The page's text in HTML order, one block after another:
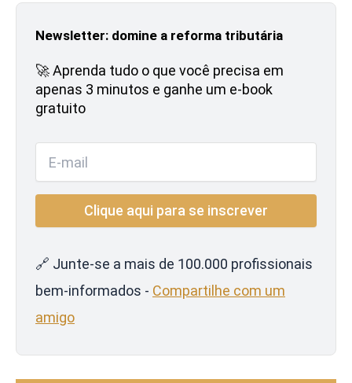
Newsletter: domine a reforma tributária
🚀 Aprenda tudo o que você precisa em
apenas 3 minutos e ganhe um e-book
gratuito
🔗 Junte-se a mais de 100.000 profissionais
bem-informados - Compartilhe com um
amigo